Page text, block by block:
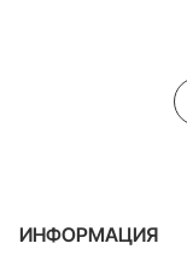
ИНФОРМАЦИЯ